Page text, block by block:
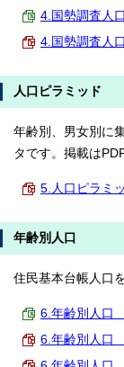
4.国勢調査人
4.国勢調査人
人口ピラミッド
年齢別、男女別に
タです。掲載は
5.人口ピラミ
年齢別人口
住民基本台帳人口
6.年齢別人口
6.年齢別人口